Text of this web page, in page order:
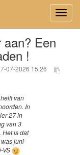
Een
!
07-2026 15:26
van
In
27 in
van 3
Het is dat
juni
VS